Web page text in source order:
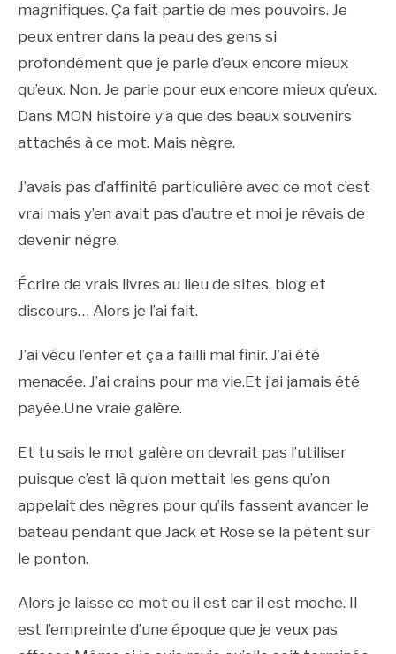
magnifiques. Ça fait partie de mes pouvoirs. Je
peux entrer dans la peau des gens si
profondément que je parle d’eux encore mieux
qu’eux. Non. Je parle pour eux encore mieux qu’eux.
Dans MON histoire y’a que des beaux souvenirs
attachés à ce mot. Mais nègre.
J’avais pas d’affinité particulière avec ce mot c’est
vrai mais y’en avait pas d’autre et moi je rêvais de
devenir nègre.
Écrire de vrais livres au lieu de sites, blog et
discours… Alors je l’ai fait.
J’ai vécu l’enfer et ça a failli mal finir. J’ai été
menacée. J’ai crains pour ma vie.Et j’ai jamais été
payée.Une vraie galère.
Et tu sais le mot galère on devrait pas l’utiliser
puisque c’est là qu’on mettait les gens qu’on
appelait des nègres pour qu’ils fassent avancer le
bateau pendant que Jack et Rose se la pètent sur
le ponton.
Alors je laisse ce mot ou il est car il est moche. Il
est l’empreinte d’une époque que je veux pas